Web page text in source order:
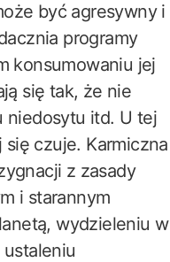
być agresywny i
programy
konsumowaniu jej
się tak, że nie
niedosytu itd. U tej
czuje. Karmiczna
z zasady
i starannym
wydzieleniu w